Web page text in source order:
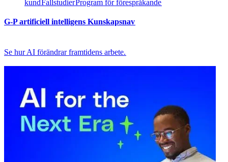
kund​​Fallstudier​​Program för förespråkande​​
G-P artificiell intelligens Kunskapsnav​​
Se hur AI förändrar framtidens arbete.​​